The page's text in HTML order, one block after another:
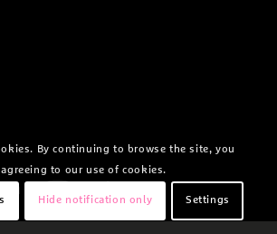
By continuing to browse the site, you
agreeing to our use of cookies.
Hide notification only Settings